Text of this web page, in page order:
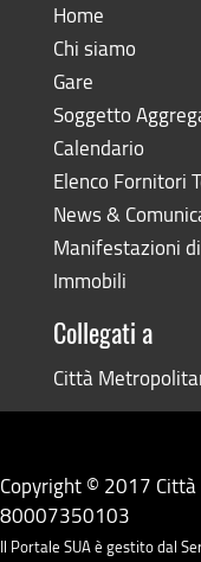
Home
Chi siamo
Gare
Soggetto
Calendario
Elenco Fornitori
News &
Manifestazioni
Immobili
Collegati a
Città
Copyright © 2017 Città
80007350103
Il Portale SUA è gestito dal